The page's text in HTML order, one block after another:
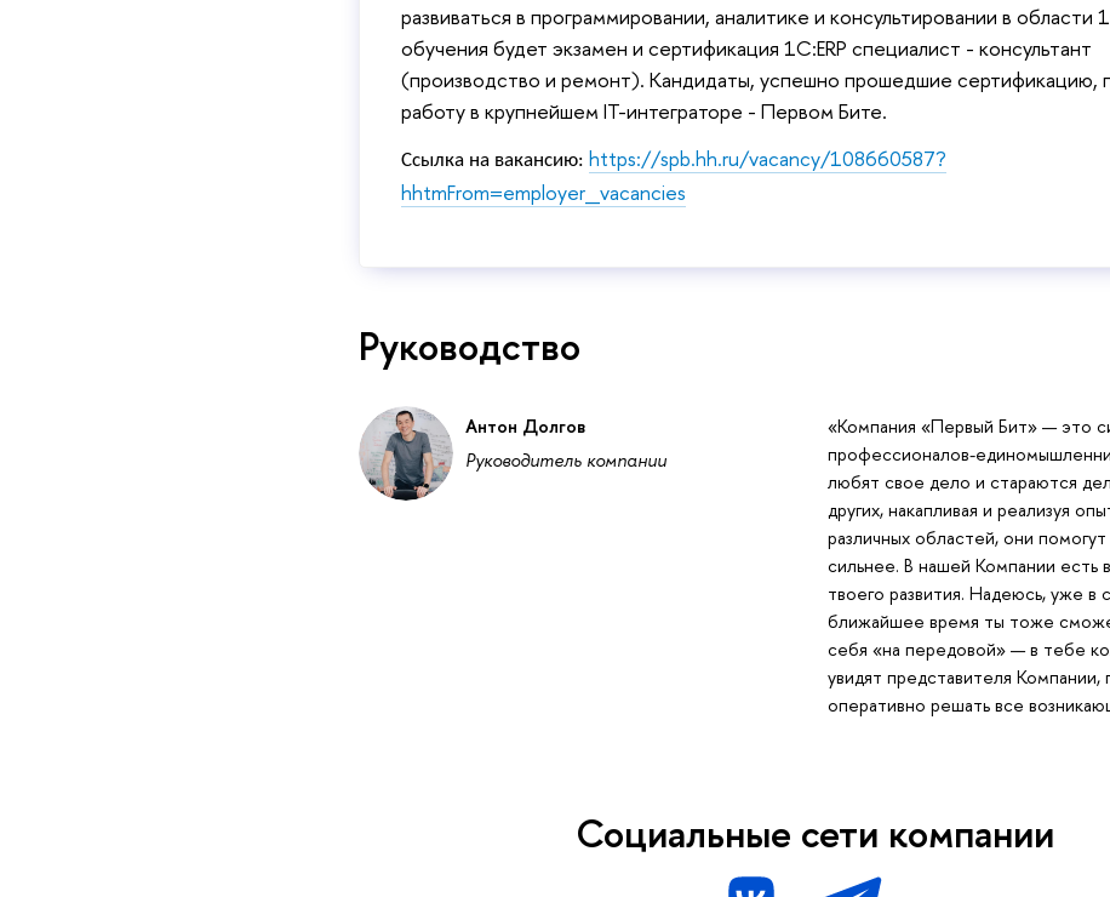
развиваться в программировании, аналитике и консультировании в области
обучения будет экзамен и сертификация 1С:ERP специалист - консультант
(производство и ремонт). Кандидаты, успешно прошедшие сертификацию,
работу в крупнейшем IT-интеграторе - Первом Бите.
Ссылка на вакансию: https://spb.hh.ru/vacancy/108660587?
hhtmFrom=employer_vacancies
Руководство
Антон Долгов
Руководитель компании
«Компания «Первый Бит» — это
профессионалов-
любят свое дело и стараются
других, накапливая и реализуя
различных областей, они
сильнее. В нашей Компании есть
твоего развития. Надеюсь, уже в
ближайшее время ты тоже
себя «на передовой» — в тебе
увидят представителя Компании,
оперативно решать все
Социальные сети компании